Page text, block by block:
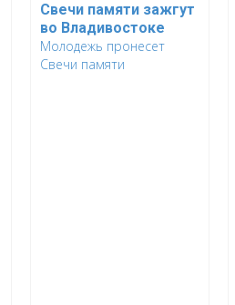
Свечи памяти зажгут
во Владивостоке
Молодежь пронесет
Свечи памяти